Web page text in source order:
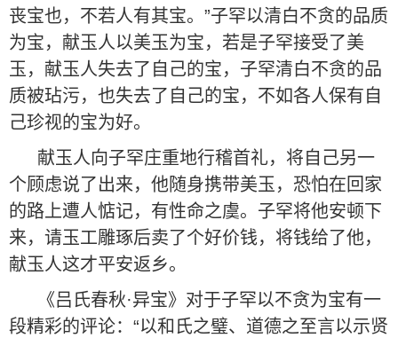
丧宝也，不若人有其宝。”子罕以清白不贪的品质
为宝，献玉人以美玉为宝，若是子罕接受了美
玉，献玉人失去了自己的宝，子罕清白不贪的品
质被玷污，也失去了自己的宝，不如各人保有自
己珍视的宝为好。
献玉人向子罕庄重地行稽首礼，将自己另一
个顾虑说了出来，他随身携带美玉，恐怕在回家
的路上遭人惦记，有性命之虞。子罕将他安顿下
来，请玉工雕琢后卖了个好价钱，将钱给了他，
献玉人这才平安返乡。
《吕氏春秋·异宝》对于子罕以不贪为宝有一
段精彩的评论：“以和氏之璧、道德之至言以示贤